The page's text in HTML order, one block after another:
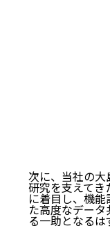
次に、当社の
研究を支えて
に着目し、機
た高度なデー
る一助となるは